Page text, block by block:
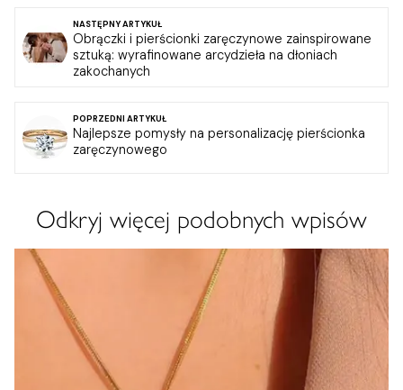
NASTĘPNY ARTYKUŁ
Obrączki i pierścionki zaręczynowe zainspirowane
sztuką: wyrafinowane arcydzieła na dłoniach
zakochanych
POPRZEDNI ARTYKUŁ
Najlepsze pomysły na personalizację pierścionka
zaręczynowego
Odkryj więcej podobnych wpisów